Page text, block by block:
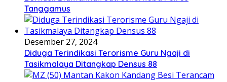
Tanggamus
Desember 27, 2024
Diduga Terindikasi Terorisme Guru Ngaji di
Tasikmalaya Ditangkap Densus 88